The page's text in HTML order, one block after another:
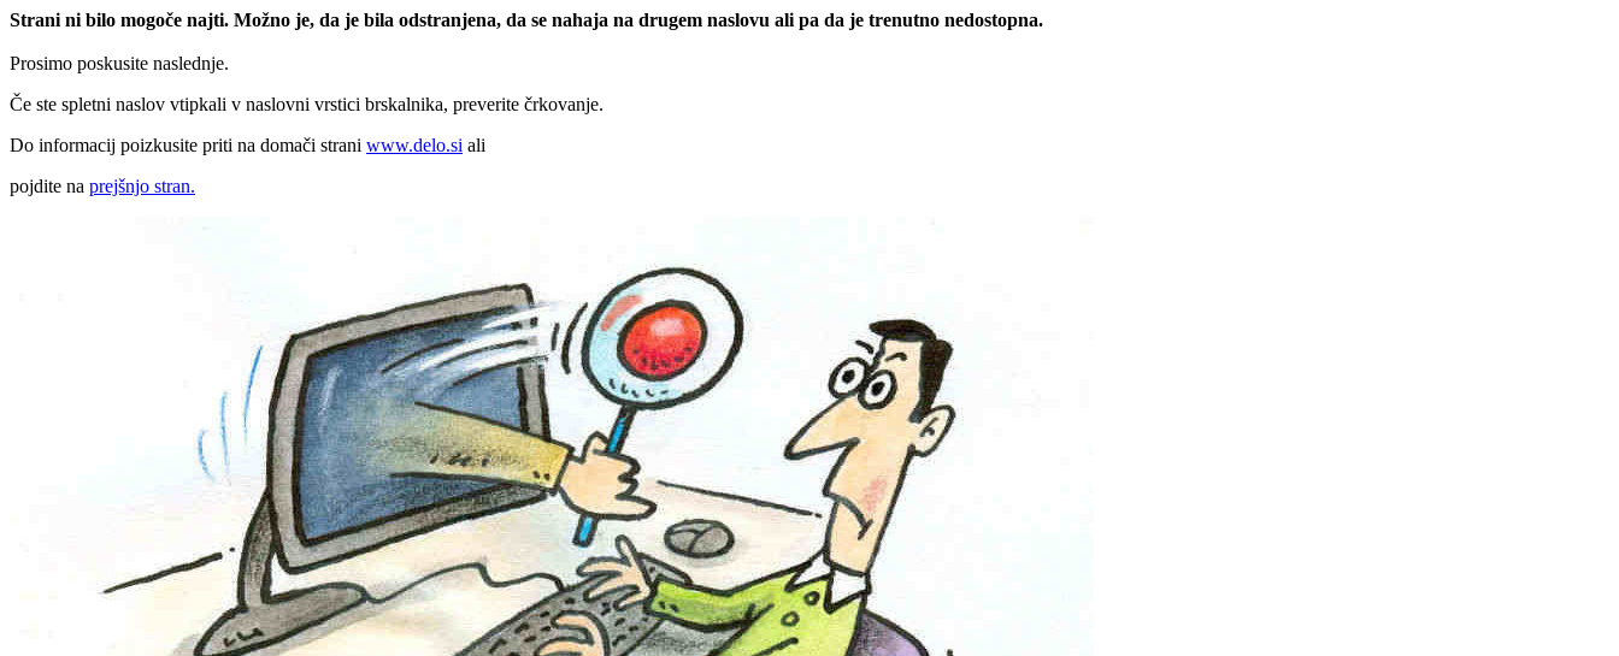
Strani ni bilo mogoče najti. Možno je, da je bila odstranjena, da se nahaja na drugem naslovu ali pa da je trenutno nedostopna.
Prosimo poskusite naslednje.
Če ste spletni naslov vtipkali v naslovni vrstici brskalnika, preverite črkovanje.
Do informacij poizkusite priti na domači strani www.delo.si ali
pojdite na prejšnjo stran.